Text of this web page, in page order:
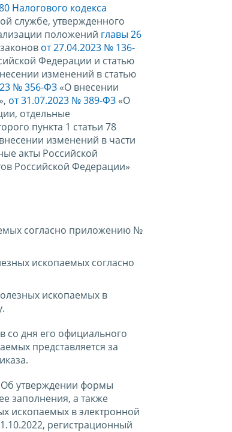
Налогового кодекса
службе, утвержденного
положений главы 26
от 27.04.2023 № 136-
Федерации и статью
изменений в статью
№ 356-ФЗ «О внесении
от 31.07.2023 № 389-ФЗ «О
отдельные
пункта 1 статьи 78
изменений в части
акты Российской
Российской Федерации»
согласно приложению №
ископаемых согласно
ископаемых в
со дня его официального
представляется за
утверждении формы
заполнения, а также
ископаемых в электронной
регистрационный